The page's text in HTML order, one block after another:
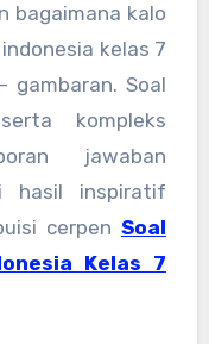
bagaimana kalo
kelas 7
gambaran. Soal
kompleks
jawaban
hasil inspiratif
cerpenSoal
Kelas 7